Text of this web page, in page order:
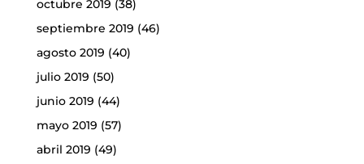
octubre 2019 (38)
septiembre 2019 (46)
agosto 2019 (40)
julio 2019 (50)
junio 2019 (44)
mayo 2019 (57)
abril 2019 (49)